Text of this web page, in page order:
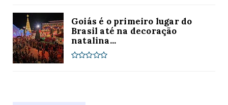
Goiás é o primeiro lugar do
Brasil até na decoração
natalina...